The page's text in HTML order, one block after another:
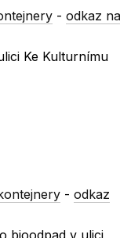
-odkaz na
Ke Kulturnímu
-odkaz
bioodpad v ulici